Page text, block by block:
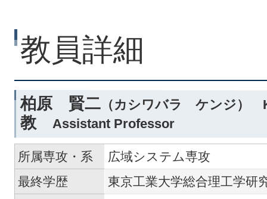
教員詳細
柏原 賢二 （カシワバラ ケンジ
教 Assistant Professor
所属専攻・系
広域システム専攻
最終学歴
東京工業大学総合理工学研